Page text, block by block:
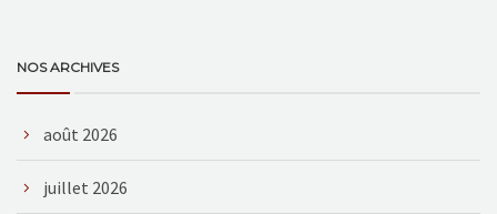
NOS ARCHIVES
août 2026
juillet 2026